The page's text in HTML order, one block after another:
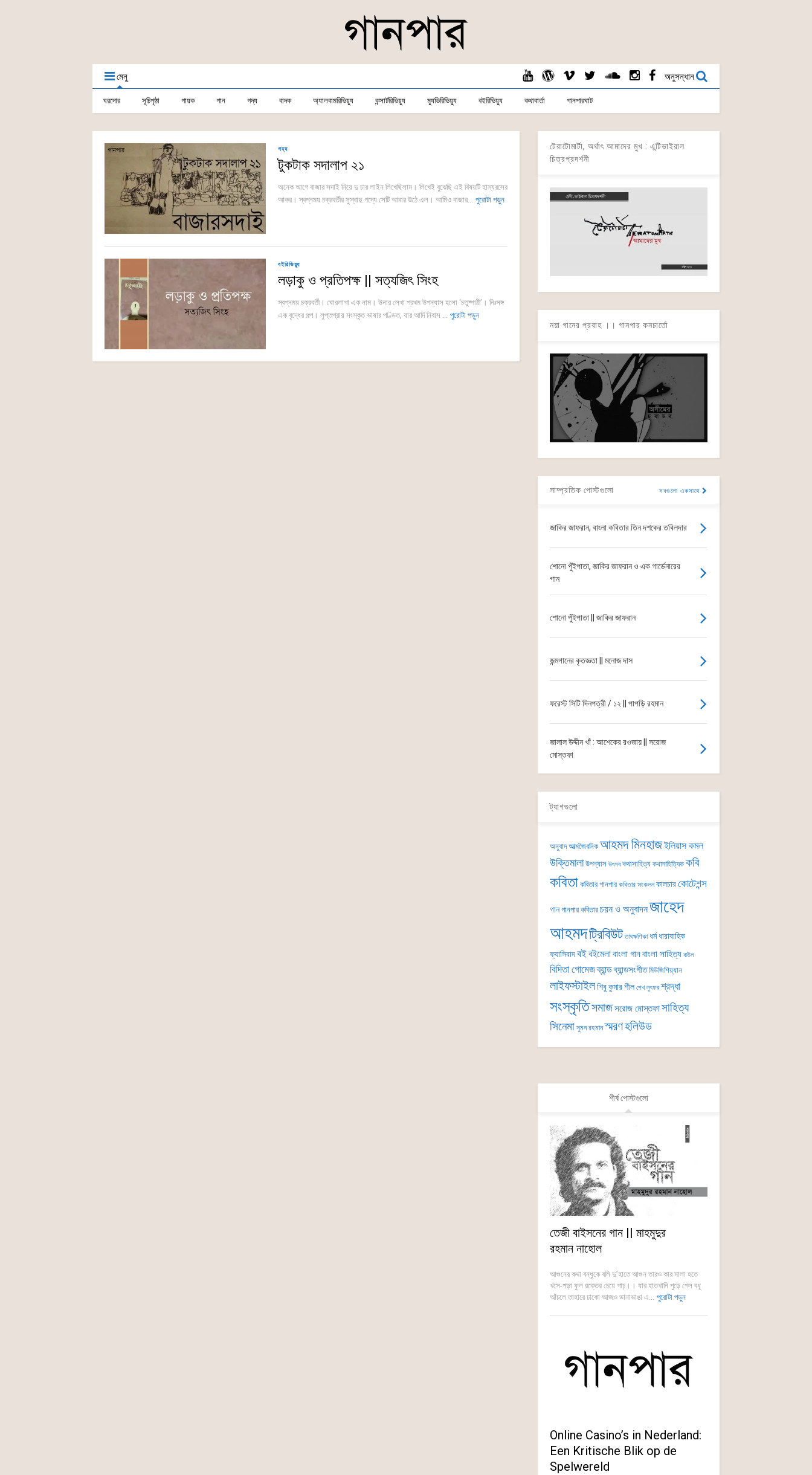
মেনু অনুসন্ধান
ঘরদোর সূচিপৃষ্ঠা গায়ক গান গদ্য বাদক অ্যালবামরিভিয়্যু কন্সার্টরিভিয়্যু ম্যুভিরিভিয়্যু বইরিভিয়্যু কথাবার্তা গানপারঘাট
গদ্য
টুকটাক সদালাপ ২১
অনেক আগে বাজার সদাই নিয়ে দু চার লাইন লিখেছিলাম। লিখেই বুঝেছি এই বিষয়টি হাস্যরসের
আকর। স্বপ্নময় চক্রবর্তীর সুস্বাদু গদ্যে সেটি আবার উঠে এল। আমিও বাজার... পুরোটা পড়ুন
বইরিভিয়্যু
লড়াকু ও প্রতিপক্ষ || সত্যজিৎ সিংহ
স্বপ্নময় চক্রবর্তী। ঘোরলাগা এক নাম। উনার লেখা প্রথম উপন্যাস হলো ‘চতুষ্পাঠী’। নিঃসঙ্গ
এক বৃদ্ধের গল্প। লুপ্তপ্রায় সংস্কৃত ভাষার পণ্ডিত, যার আদি নিবাস ... পুরোটা পড়ুন
টেরাটোমার্টা, অর্থাৎ আমাদের মুখ : এন্টিভাইরাল
চিত্রপ্রদর্শনী
নয়া গানের প্রবাহ ।। গানপার কনচার্তো
সাম্প্রতিক পোস্টগুলো সবগুলো একসাথে
জাকির জাফরান, বাংলা কবিতার তিন দশকের তবিলদার
শোনো পুঁইপাতা, জাকির জাফরান ও এক গার্ডেনারের
গান
শোনো পুঁইপাতা || জাকির জাফরান
জন্মগানের কৃতজ্ঞতা || মনোজ দাস
ফরেস্ট সিটি দিনপত্রী / ১২ || পাপড়ি রহমান
জালাল উদ্দীন খাঁ : আশেকের রওজায় || সরোজ
মোস্তফা
ট্যাগগুলো
অনুবাদ আত্মজৈবনিক আহমদ মিনহাজইলিয়াস কমল
উক্তিমালা উপন্যাস উৎসব কথাসাহিত্য কথাসাহিত্যিক কবি
কবিতা কবিতার গানপার কবিতার সংকলন কালচারকোটেশন্স
গান গানপার কবিতার চয়ন ও অনুবাদনজাহেদ
আহমদট্রিবিউট তাৎক্ষণিকা ধর্ম ধারাবাহিক
ফ্যাসিবাদবইবইমেলাবাংলা গানবাংলা সাহিত্য বাউল
বিদিতা গোমেজব্যান্ডব্যান্ডসংগীত মিউজিশিয়্যান
লাইফস্টাইলশিবু কুমার শীল শেখ লুৎফর শ্রদ্ধা
সংস্কৃতিসমাজসরোজ মোস্তফাসাহিত্য
সিনেমা সুমন রহমান স্মরণহলিউড
শীর্ষ পোস্টগুলো
তেজী বাইসনের গান || মাহমুদুর
রহমান নাহোল
আগুনের কথা বন্ধুকে বলি দু’হাতে আগুন তারও কার মালা হতে
খসে-পড়া ফুল রক্তের চেয়ে গাঢ়।। যার হাতখানি পুড়ে গেল বধূ
আঁচলে তাহারে ঢাকো আজও ডানাভাঙা এ... পুরোটা পড়ুন
Online Casino’s in Nederland:
Een Kritische Blik op de
Spelwereld